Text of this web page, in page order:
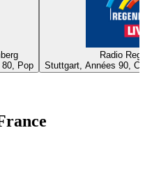
80, Pop
Radio
Stuttgart, Années 90,